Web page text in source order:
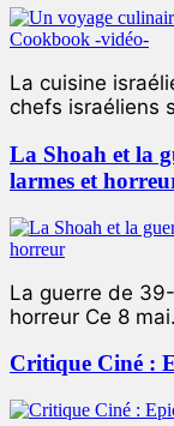
La cuisine
chefs israéliens
La Shoah et la
larmes et
La guerre de
horreur Ce 8
Critique Ciné :